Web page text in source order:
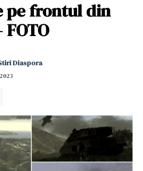
pe frontul din
Diaspora